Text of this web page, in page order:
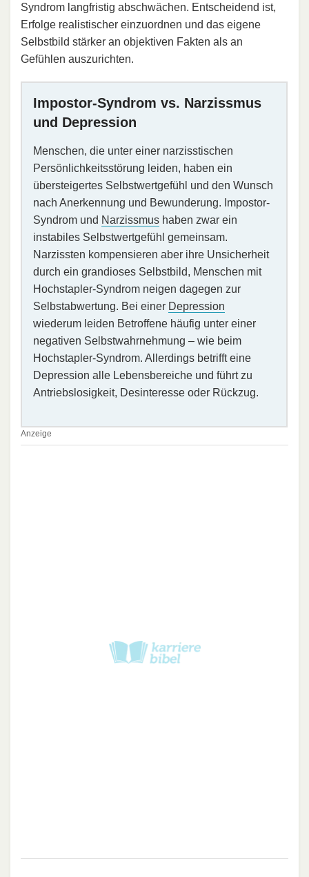
Syndrom langfristig abschwächen. Entscheidend ist,
Erfolge realistischer einzuordnen und das eigene
Selbstbild stärker an objektiven Fakten als an
Gefühlen auszurichten.
Impostor-Syndrom vs. Narzissmus
und Depression
Menschen, die unter einer narzisstischen
Persönlichkeitsstörung leiden, haben ein
übersteigertes Selbstwertgefühl und den Wunsch
nach Anerkennung und Bewunderung. Impostor-
Syndrom und Narzissmus haben zwar ein
instabiles Selbstwertgefühl gemeinsam.
Narzissten kompensieren aber ihre Unsicherheit
durch ein grandioses Selbstbild, Menschen mit
Hochstapler-Syndrom neigen dagegen zur
Selbstabwertung. Bei einer Depression
wiederum leiden Betroffene häufig unter einer
negativen Selbstwahrnehmung – wie beim
Hochstapler-Syndrom. Allerdings betrifft eine
Depression alle Lebensbereiche und führt zu
Antriebslosigkeit, Desinteresse oder Rückzug.
Anzeige